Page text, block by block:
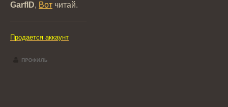
GarfID, Вот читай.
Продается аккаунт